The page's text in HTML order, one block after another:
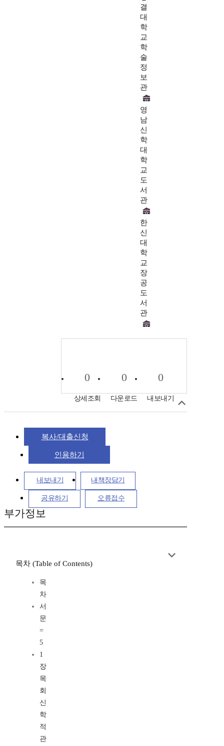
결
대
학
교
학
술
정
보
관
영
남
신
학
대
학
교
도
서
관
한
신
대
학
교
장
공
도
서
관
0
상세조회
0
다운로드
0
내보내기
복사/대출신청
인용하기
내보내기 내책장담기
공유하기 오류접수
부가정보
목차 (Table of Contents)
목
차
서
문
=
5
1
장
목
회
신
학
적
관